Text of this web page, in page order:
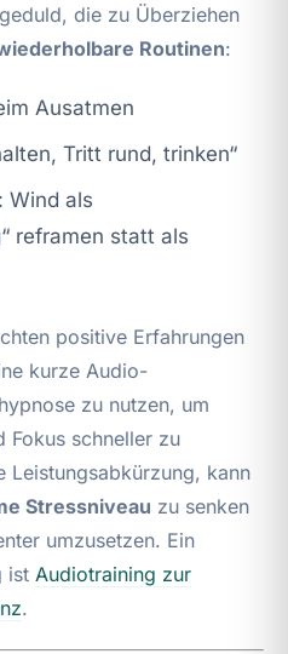
die zu Überziehen
Routinen:
Ausatmen
Tritt rund, trinken“
: Wind als
reframen statt als
positive Erfahrungen
kurze Audio-
zu nutzen, um
Fokus schneller zu
Leistungsabkürzung, kann
Stressniveau zu senken
umzusetzen. Ein
ist Audiotraining zur
.